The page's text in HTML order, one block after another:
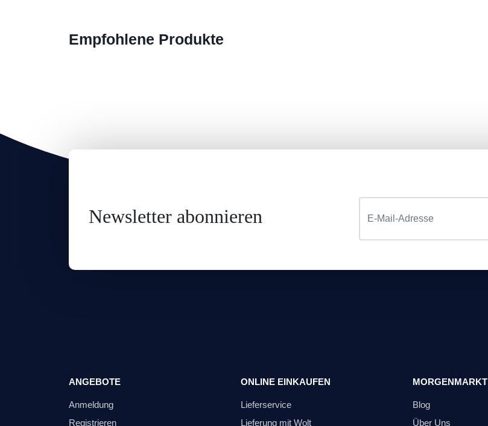
Empfohlene Produkte
Newsletter abonnieren
ANGEBOTE
Anmeldung
Registrieren
ONLINE EINKAUFEN
Lieferservice
Lieferung mit Wolt
MORGENMARKT
Blog
Über Uns